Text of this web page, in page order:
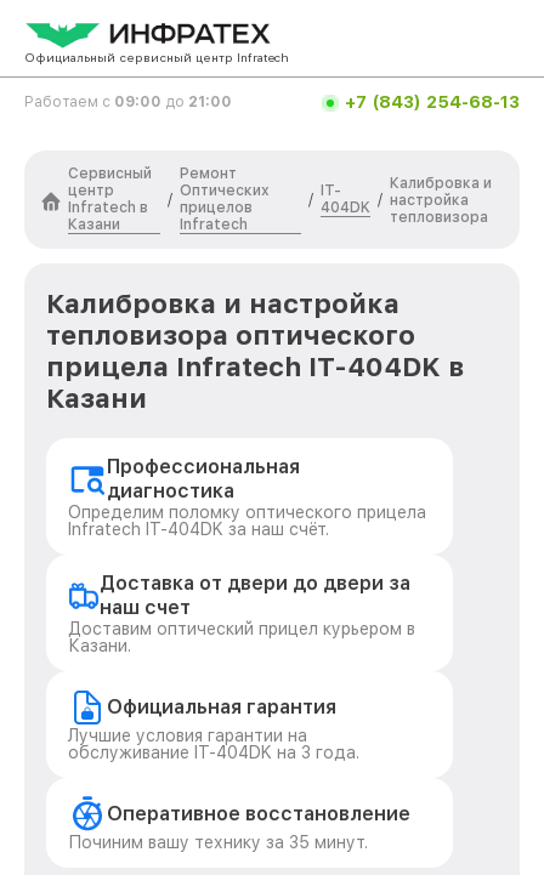
Официальный сервисный центр Infratech
Работаем с 09:00 до 21:00 +7 (843) 254-68-13
Сервисный
центр
Infratech в
Казани
/
Ремонт
Оптических
прицелов
Infratech
/
IT-
404DK /
Калибровка и
настройка
тепловизора
Калибровка и настройка
тепловизора оптического
прицела Infratech IT-404DK в
Казани
Профессиональная
диагностика
Определим поломку оптического прицела
Infratech IT-404DK за наш счёт.
Доставка от двери до двери за
наш счет
Доставим оптический прицел курьером в
Казани.
Официальная гарантия
Лучшие условия гарантии на
обслуживание IT-404DK на 3 года.
Оперативное восстановление
Починим вашу технику за 35 минут.